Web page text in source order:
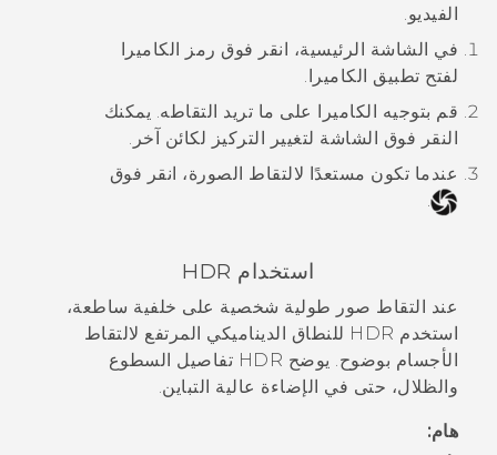
الدعم
أجهزة HTC والملحقات
الفيديو.
في الشاشة الرئيسية، انقر فوق رمز الكاميرا
لفتح تطبيق الكاميرا .
قم بتوجيه الكاميرا على ما تريد التقاطه. يمكنك
النقر فوق الشاشة لتغيير التركيز لكائن آخر.
عندما تكون مستعدًا لالتقاط الصورة، انقر فوق
.
استخدام HDR
عند التقاط صور طولية شخصية على خلفية ساطعة،
استخدم HDR للنطاق الديناميكي المرتفع لالتقاط
الأجسام بوضوح. يوضح HDR تفاصيل السطوع
والظلال، حتى في الإضاءة عالية التباين.
هام: